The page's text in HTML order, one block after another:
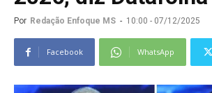
Por Redação Enfoque MS - 10:00 - 07/12/2025
Facebook WhatsApp